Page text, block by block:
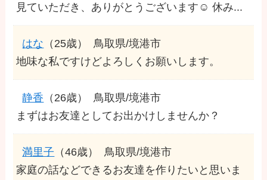
見ていただき、ありがとうございます☺️ 休み...
はな （25歳）
鳥取県/境港市
地味な私ですけどよろしくお願いします。
静香 （26歳）
鳥取県/境港市
まずはお友達としてお出かけしませんか？
満里子 （46歳）
鳥取県/境港市
家庭の話などできるお友達を作りたいと思いま